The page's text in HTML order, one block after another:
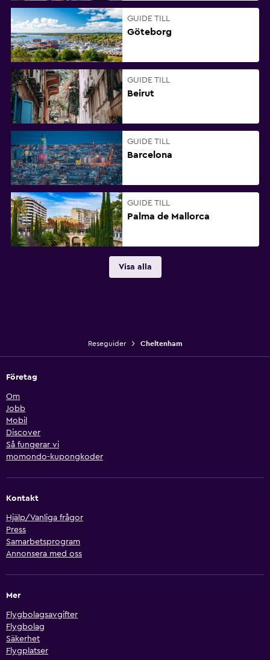
GUIDE TILL
Göteborg
GUIDE TILL
Beirut
GUIDE TILL
Barcelona
GUIDE TILL
Palma de Mallorca
Visa alla
Reseguider Cheltenham
Företag
Om
Jobb
Mobil
Discover
Så fungerar vi
momondo-kupongkoder
Kontakt
Hjälp/Vanliga frågor
Press
Samarbetsprogram
Annonsera med oss
Mer
Flygbolagsavgifter
Flygbolag
Säkerhet
Flygplatser